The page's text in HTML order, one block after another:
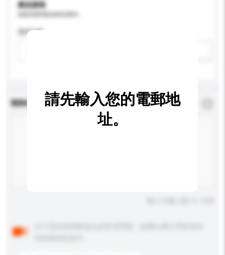
產品規格
適用年齡
查詢內容 *必須填寫
請先輸入您的電郵地
址。